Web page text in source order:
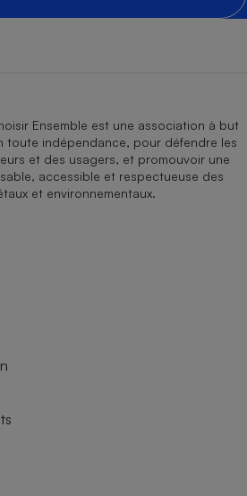
Ensemble est une association à but
toute indépendance, pour défendre les
et des usagers, et promouvoir une
accessible et respectueuse des
et environnementaux.